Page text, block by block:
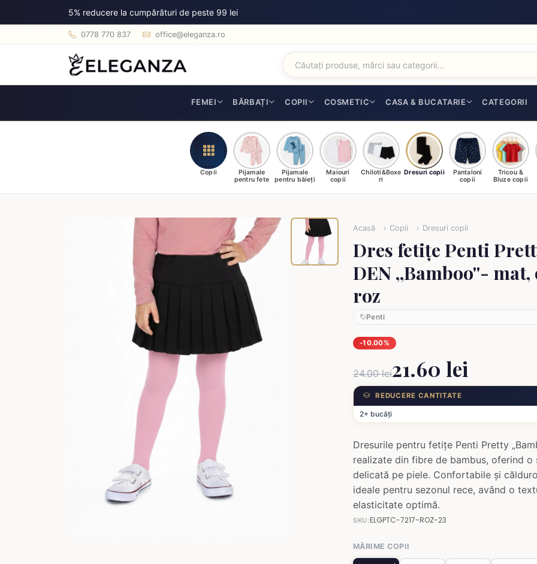
5% reducere la cumpărături de peste 99 lei
0778 770 837 office@eleganza.ro
FEMEI BĂRBAȚI COPII COSMETIC CASA & BUCATARIE CATEGORII
Copii
Pijamale
pentru fete
Pijamale
pentru băieți
Maiouri
copii
Chiloti&Boxe
ri
Dresuri copii
Pantaloni
copii
Tricou &
Bluze copii
Acasă Copii Dresuri copii
Dres fetițe Penti
DEN ,,Bamboo''- mat,
roz
Penti
-10.00%
24.00 lei21.60 lei
REDUCERE CANTITATE
2+ bucăți
Dresurile pentru fetițe Penti Pretty
realizate din fibre de bambus, oferind o
delicată pe piele. Confortabile și
ideale pentru sezonul rece, având o
elasticitate optimă.
SKU:ELGPTC-7217-ROZ-23
MĂRIME COPII